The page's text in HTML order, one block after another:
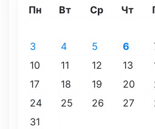
Пн Вт Ср Чт
3
4 5 6
10
11 12 13
17
18 19 20
24
25 26 27
31